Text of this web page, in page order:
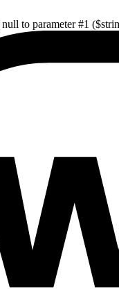
null to parameter #1